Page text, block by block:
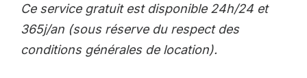
Ce service gratuit est disponible 24h/24 et
365j/an (sous réserve du respect des
conditions générales de location).